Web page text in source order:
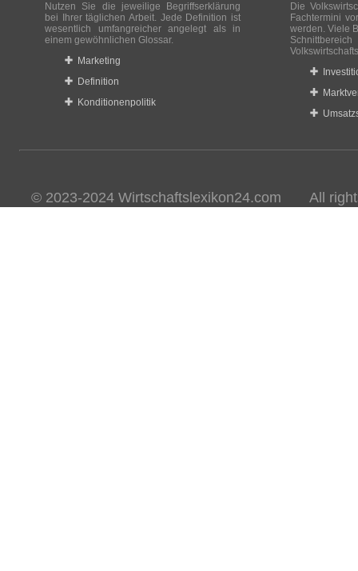
Nutzen Sie die jeweilige Begriffserklärung
bei Ihrer täglichen Arbeit. Jede Definition ist
wesentlich umfangreicher angelegt als in
einem gewöhnlichen Glossar.
Marketing
Definition
Konditionenpolitik
Die
Fachtermini
werden. Viele
© 2023-2024 Wirtschaftslexikon24.com All